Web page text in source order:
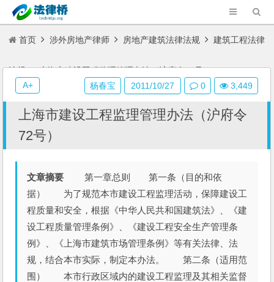
首页 涉外房地产律师 房地产建筑法律法规 建筑工程法律
法规 上海市建设工程监理管理办法（沪府令72号）
上海市建设工程监理管理办法（沪府令
72号）
文章摘要 第一章总则 第一条（目的和依
据） 为了规范本市建设工程监理活动，保障建设工
程质量和安全，根据《中华人民共和国建筑法》、《建
设工程质量管理条例》、《建设工程安全生产管理条
例》、《上海市建筑市场管理条例》等有关法律、法
规，结合本市实际，制定本办法。 第二条（适用范
围） 本市行政区域内的建设工程监理及其相关监督
杨春宝 2011/10/27 0 3,449
A+